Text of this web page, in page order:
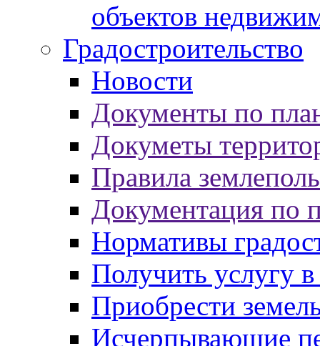
объектов
Градостроительство
Новости
Документы по
Докуметы
Правила
Документация по
Нормативы
Получить услугу в
Приобрести
Исчерпывающие